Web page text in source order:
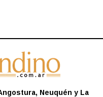
Neuquén y La